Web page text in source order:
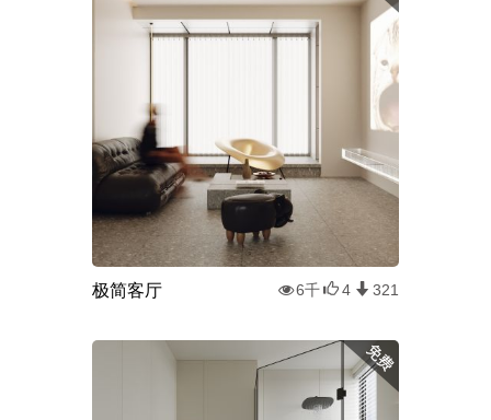
极简客厅 6千 4 321